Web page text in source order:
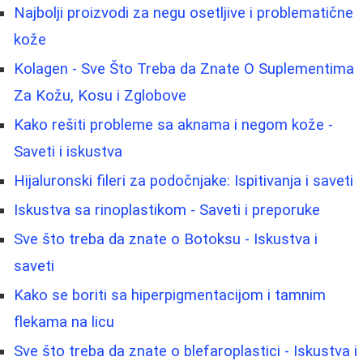
Najbolji proizvodi za negu osetljive i problematične
kože
Kolagen - Sve Što Treba da Znate O Suplementima
Za Kožu, Kosu i Zglobove
Kako rešiti probleme sa aknama i negom kože -
Saveti i iskustva
Hijaluronski fileri za podočnjake: Ispitivanja i saveti
Iskustva sa rinoplastikom - Saveti i preporuke
Sve što treba da znate o Botoksu - Iskustva i
saveti
Kako se boriti sa hiperpigmentacijom i tamnim
flekama na licu
Sve što treba da znate o blefaroplastici - Iskustva i